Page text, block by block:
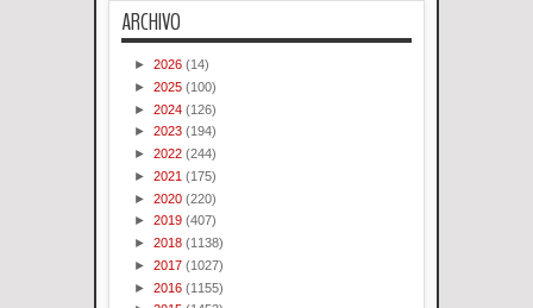
ARCHIVO
► 2026 (14)
► 2025 (100)
► 2024 (126)
► 2023 (194)
► 2022 (244)
► 2021 (175)
► 2020 (220)
► 2019 (407)
► 2018 (1138)
► 2017 (1027)
► 2016 (1155)